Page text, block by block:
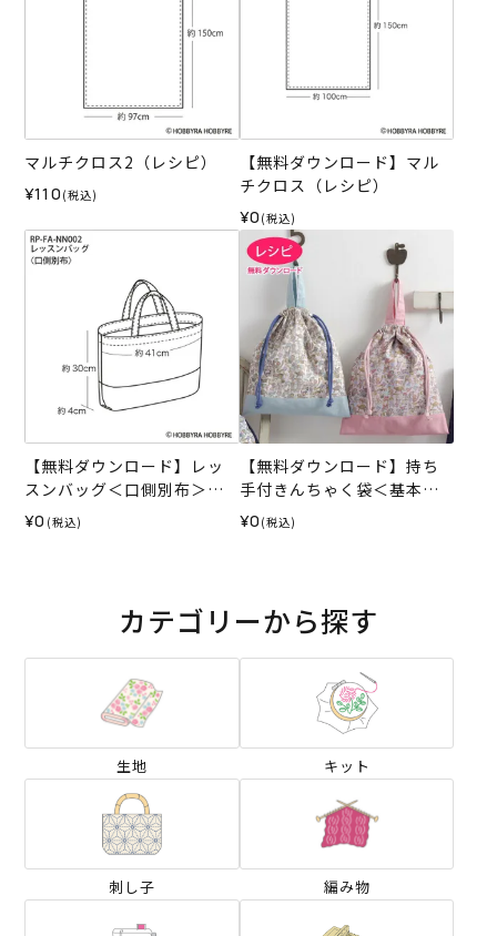
マルチクロス2（レシピ）
¥110 (税込)
【無料ダウンロード】マル
チクロス（レシピ）
¥0 (税込)
【無料ダウンロード】レッ
スンバッグ＜口側別布＞
（レシピ）
¥0 (税込)
【無料ダウンロード】持ち
手付きんちゃく袋＜基本形
＞（レシピ）
¥0 (税込)
カテゴリーから探す
生地 キット
刺し子 編み物